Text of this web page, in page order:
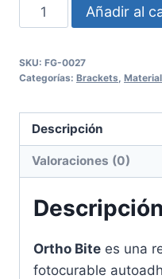
Orthobite
FGM
Añadir al
SKU: FG-0027
Categorías: Brackets,
Descripción
Valoraciones (0)
Descripción
Ortho Bite es una
fotocurable